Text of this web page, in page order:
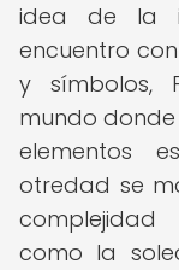
idea de la
encuentro
y símbolos,
mundo
elementos
otredad se
como la